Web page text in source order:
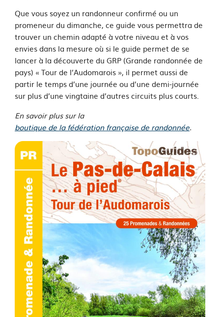
Que vous soyez un randonneur confirmé ou un
promeneur du dimanche, ce guide vous permettra de
trouver un chemin adapté à votre niveau et à vos
envies dans la mesure où si le guide permet de se
lancer à la découverte du GRP (Grande randonnée de
pays) « Tour de l’Audomarois », il permet aussi de
partir le temps d’une journée ou d’une demi-journée
sur plus d’une vingtaine d’autres circuits plus courts.
En savoir plus sur la
boutique de la fédération française de randonnée.